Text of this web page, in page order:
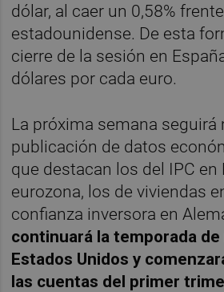
dólar, al caer un 0,58%
estadounidense. De esta
cierre de la sesión en
dólares por cada euro.
La próxima semana seguirá
publicación de datos
que destacan los del IPC en
eurozona, los de viviendas
confianza inversora en
continuará la temporada
Estados Unidos y
las cuentas del primer